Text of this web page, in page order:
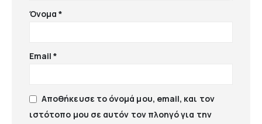
Όνομα*
Email*
Αποθήκευσε το όνομά μου, email, και τον
ιστότοπο μου σε αυτόν τον πλοηγό για την